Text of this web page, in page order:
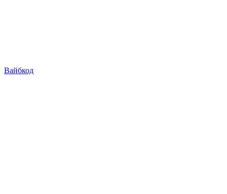
Вайбкод